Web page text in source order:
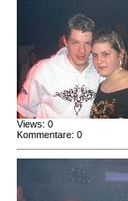
Views: 0
Kommentare: 0